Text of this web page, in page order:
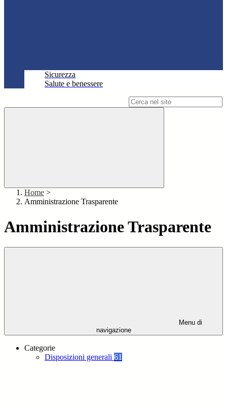
Sicurezza
Salute e benessere
Home >
Amministrazione Trasparente
Amministrazione Trasparente
Menu di
navigazione
Categorie
Disposizioni generali 61